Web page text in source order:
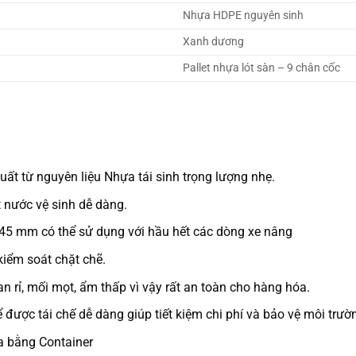
Nhựa HDPE nguyên sinh
Xanh dương
Pallet nhựa lót sàn – 9 chân cốc
từ nguyên liệu Nhựa tái sinh trọng lượng nhẹ.
vệ sinh dễ dàng.
mm có thể sử dụng với hầu hết các dòng xe nâng
soát chặt chẽ.
rỉ, mối mọt, ẩm thấp vì vậy rất an toàn cho hàng hóa.
tái chế dễ dàng giúp tiết kiệm chi phí và bảo vệ môi
bằng Container